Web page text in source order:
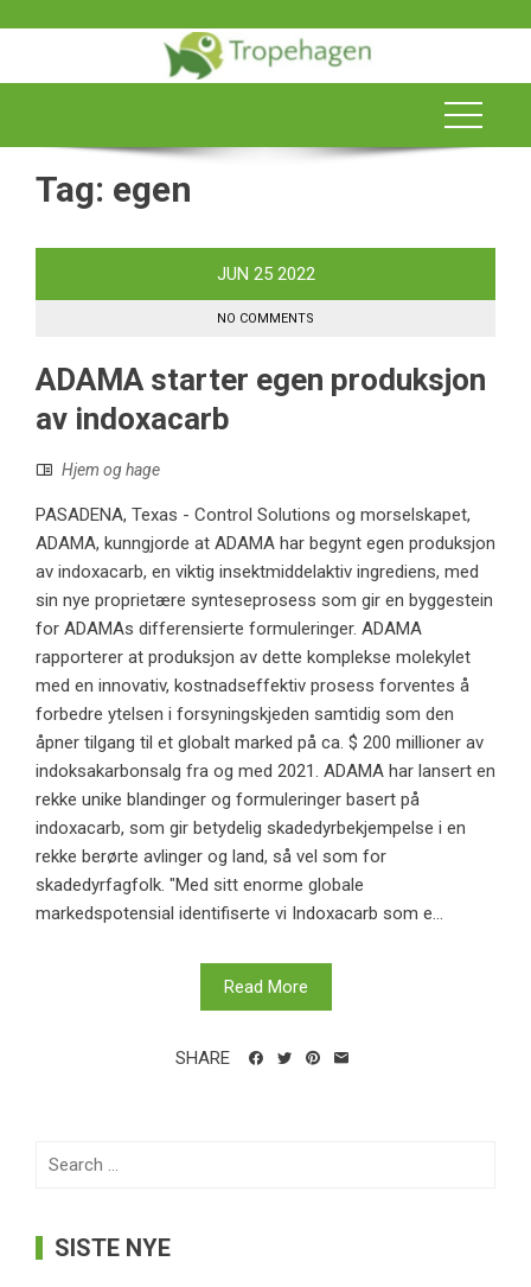
Tag: egen
JUN 25 2022
NO COMMENTS
ADAMA starter egen produksjon
av indoxacarb
Hjem og hage
PASADENA, Texas - Control Solutions og morselskapet,
ADAMA, kunngjorde at ADAMA har begynt egen produksjon
av indoxacarb, en viktig insektmiddelaktiv ingrediens, med
sin nye proprietære synteseprosess som gir en byggestein
for ADAMAs differensierte formuleringer. ADAMA
rapporterer at produksjon av dette komplekse molekylet
med en innovativ, kostnadseffektiv prosess forventes å
forbedre ytelsen i forsyningskjeden samtidig som den
åpner tilgang til et globalt marked på ca. $ 200 millioner av
indoksakarbonsalg fra og med 2021. ADAMA har lansert en
rekke unike blandinger og formuleringer basert på
indoxacarb, som gir betydelig skadedyrbekjempelse i en
rekke berørte avlinger og land, så vel som for
skadedyrfagfolk. "Med sitt enorme globale
markedspotensial identifiserte vi Indoxacarb som e...
Read More
SHARE
Search
SISTE NYE